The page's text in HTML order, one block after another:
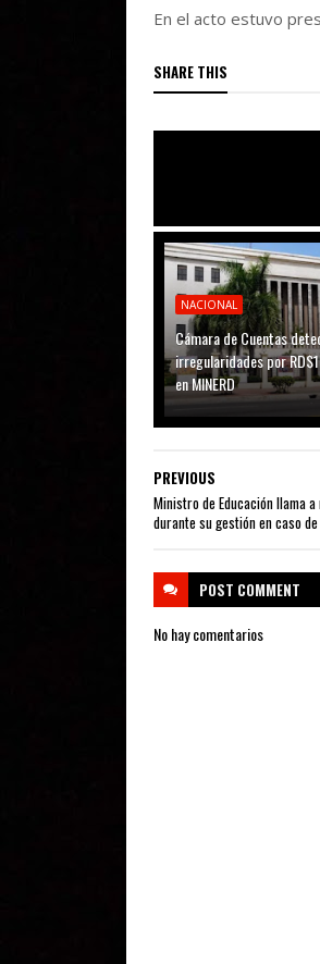
En el acto estuvo
SHARE THIS
NACIONAL
Cámara de Cuentas
irregularidades por
en MINERD
PREVIOUS
Ministro de Educación llama
durante su gestión en caso
POST COMMENT
No hay comentarios